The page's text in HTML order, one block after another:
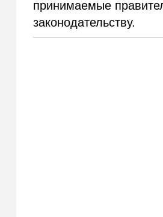
принимаемые
законодательству.